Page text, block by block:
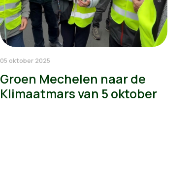
05 oktober 2025
Groen Mechelen naar de
Klimaatmars van 5 oktober